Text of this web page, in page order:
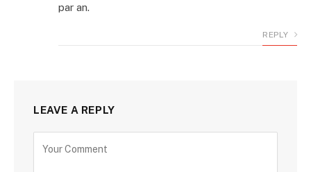
par an.
REPLY
LEAVE A REPLY